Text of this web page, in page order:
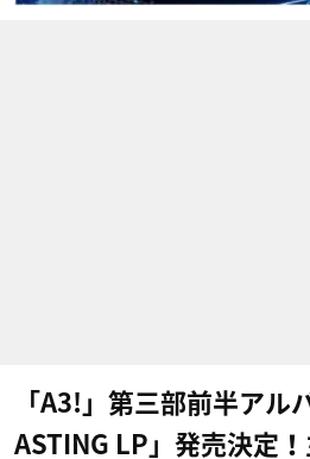
「A3!」第三部前半アル
ASTING LP」発売決定